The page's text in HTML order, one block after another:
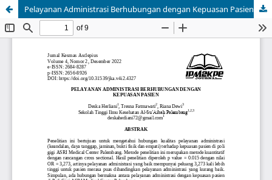
Pelayanan Administrasi Berhubungan dengan Kepuasan Pasien